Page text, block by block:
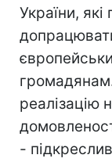
України,
реалізацію
-